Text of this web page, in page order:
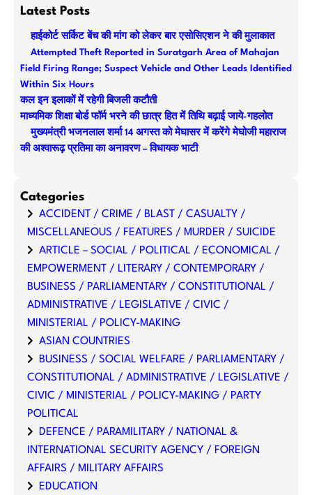
aLatest Posts
हाईकोर्ट सर्किट बेंच की मांग को लेकर बार एसोसिएशन ने की मुलाकात
Attempted Theft Reported in Suratgarh Area of Mahajan
Field Firing Range; Suspect Vehicle and Other Leads Identified
Within Six Hours
कल इन इलाकों में रहेगी बिजली कटौती
माध्यमिक शिक्षा बोर्ड फॉर्म भरने की छात्र हित में तिथि बढ़ाई जाये-गहलोत
मुख्यमंत्री भजनलाल शर्मा 14 अगस्त को मेघासर में करेंगे मेघोजी महाराज
की अश्वारूढ़ प्रतिमा का अनावरण – विधायक भाटी
Categories
ACCIDENT / CRIME / BLAST / CASUALTY /
MISCELLANEOUS / FEATURES / MURDER / SUICIDE
ARTICLE – SOCIAL / POLITICAL / ECONOMICAL /
EMPOWERMENT / LITERARY / CONTEMPORARY /
BUSINESS / PARLIAMENTARY / CONSTITUTIONAL /
ADMINISTRATIVE / LEGISLATIVE / CIVIC /
MINISTERIAL / POLICY-MAKING
ASIAN COUNTRIES
BUSINESS / SOCIAL WELFARE / PARLIAMENTARY /
CONSTITUTIONAL / ADMINISTRATIVE / LEGISLATIVE /
CIVIC / MINISTERIAL / POLICY-MAKING / PARTY
POLITICAL
DEFENCE / PARAMILITARY / NATIONAL &
INTERNATIONAL SECURITY AGENCY / FOREIGN
AFFAIRS / MILITARY AFFAIRS
EDUCATION